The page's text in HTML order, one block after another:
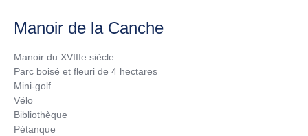
Manoir de la Canche
Manoir du XVIIIe siècle
Parc boisé et fleuri de 4 hectares
Mini-golf
Vélo
Bibliothèque
Pétanque